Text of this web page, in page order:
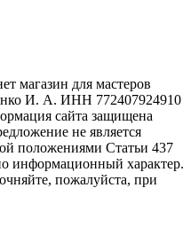
магазин для мастеров
И. А. ИНН 772407924910
сайта защищена
не является
положениями Статьи 437
информационный характер.
пожалуйста, при